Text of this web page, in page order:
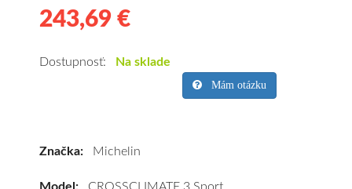
243,69 €
pneumatiky
CROSSCLIMATE
Dostupnosť: Na sklade
Mám otázku
Značka: Michelin